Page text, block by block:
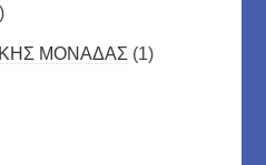
ΜΟΝΑΔΑΣ (1)